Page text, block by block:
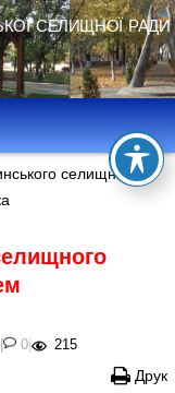
селищної ради
селищного
| 0 | 215
Друк